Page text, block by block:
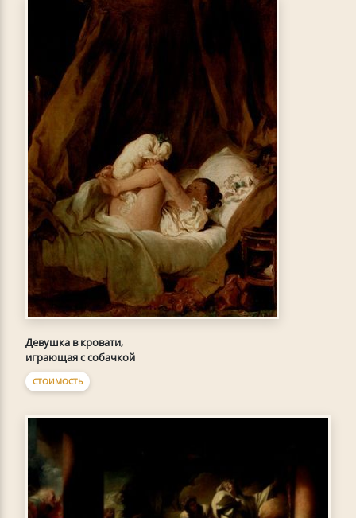
Девушка в кровати,
играющая с собачкой
СТОИМОСТЬ